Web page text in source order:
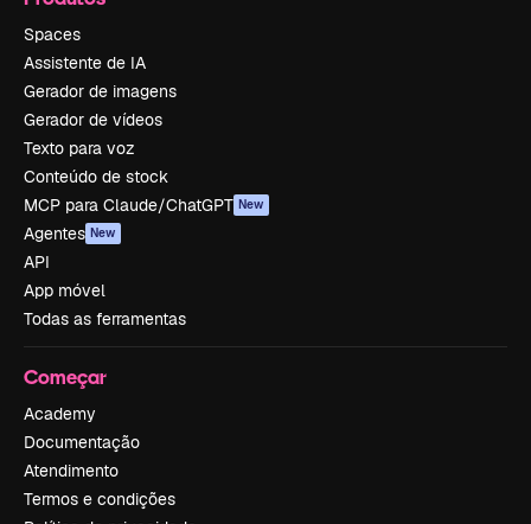
Spaces
Assistente de IA
Gerador de imagens
Gerador de vídeos
Texto para voz
Conteúdo de stock
MCP para Claude/ChatGPT New
Agentes New
API
App móvel
Todas as ferramentas
Começar
Academy
Documentação
Atendimento
Termos e condições